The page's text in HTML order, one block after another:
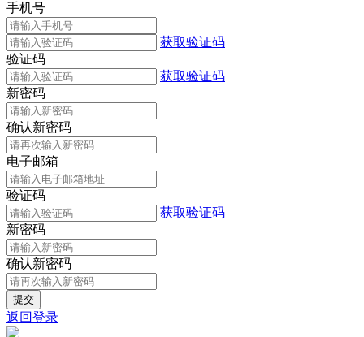
手机号
获取验证码
验证码
获取验证码
新密码
确认新密码
电子邮箱
验证码
获取验证码
新密码
确认新密码
返回登录